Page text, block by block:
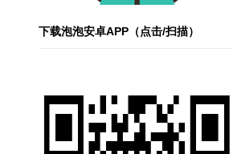
下载泡泡安卓APP（点击/扫描）